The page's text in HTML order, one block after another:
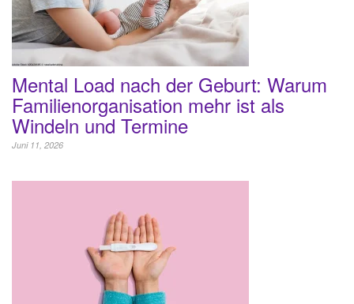
Mental Load nach der Geburt: Warum
Familienorganisation mehr ist als
Windeln und Termine
Juni 11, 2026